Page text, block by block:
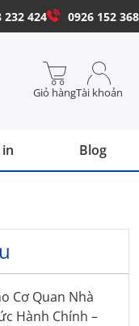
232 424 0926 152 368
Giỏ hàngTài khoản
Blog
Cơ Quan Nhà
Hành Chính –